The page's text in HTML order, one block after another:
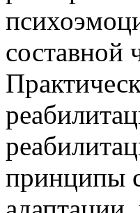
составной
принципы